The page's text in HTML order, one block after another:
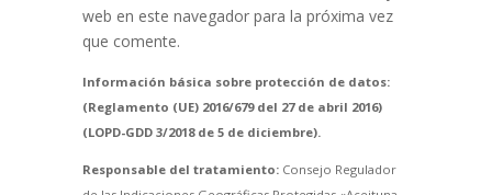
web en este navegador para la próxima vez
que comente.
Información básica sobre protección de datos:
(Reglamento (UE) 2016/679 del 27 de abril 2016)
(LOPD-GDD 3/2018 de 5 de diciembre).
Responsable del tratamiento:Consejo Regulador